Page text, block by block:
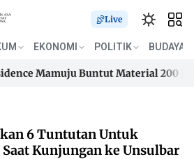
Live
EKONOMI POLITIK BUDAYA
Mamuju Buntut Material 200 Juta
Mamuju Buntut Material 200 Juta
6 Tuntutan Untuk
Kunjungan ke Unsulbar